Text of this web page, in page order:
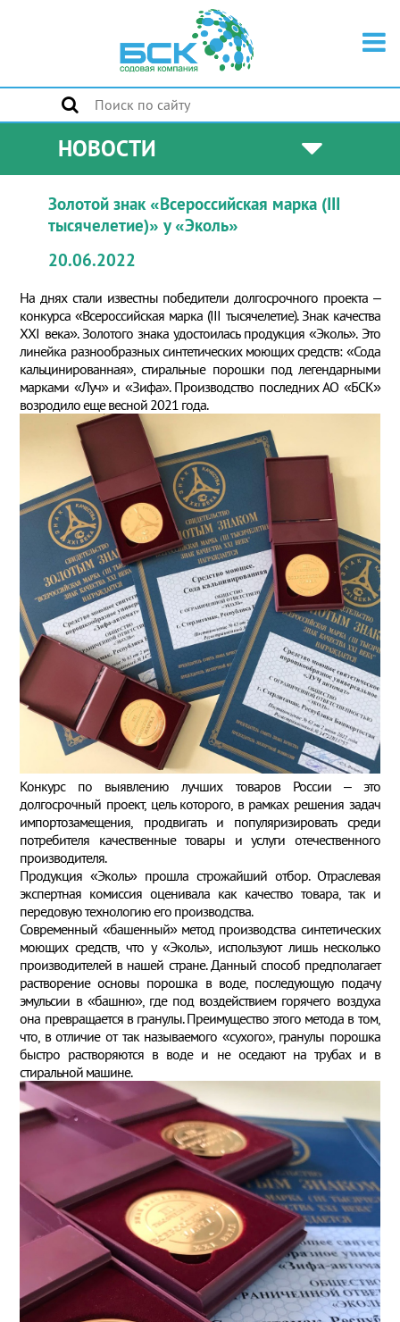
НОВОСТИ
Золотой знак «Всероссийская марка (III
тысячелетие)» у «Эколь»
20.06.2022
На днях стали известны победители долгосрочного проекта –
конкурса «Всероссийская марка (III тысячелетие). Знак качества
XXI века». Золотого знака удостоилась продукция «Эколь». Это
линейка разнообразных синтетических моющих средств: «Сода
кальцинированная», стиральные порошки под легендарными
марками «Луч» и «Зифа». Производство последних АО «БСК»
возродило еще весной 2021 года.
Конкурс по выявлению лучших товаров России – это
долгосрочный проект, цель которого, в рамках решения задач
импортозамещения, продвигать и популяризировать среди
потребителя качественные товары и услуги отечественного
производителя.
Продукция «Эколь» прошла строжайший отбор. Отраслевая
экспертная комиссия оценивала как качество товара, так и
передовую технологию его производства.
Современный «башенный» метод производства синтетических
моющих средств, что у «Эколь», используют лишь несколько
производителей в нашей стране. Данный способ предполагает
растворение основы порошка в воде, последующую подачу
эмульсии в «башню», где под воздействием горячего воздуха
она превращается в гранулы. Преимущество этого метода в том,
что, в отличие от так называемого «сухого», гранулы порошка
быстро растворяются в воде и не оседают на трубах и в
стиральной машине.